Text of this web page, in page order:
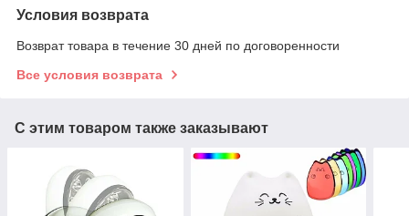
Условия возврата
Возврат товара в течение 30 дней по договоренности
Все условия возврата
С этим товаром также заказывают